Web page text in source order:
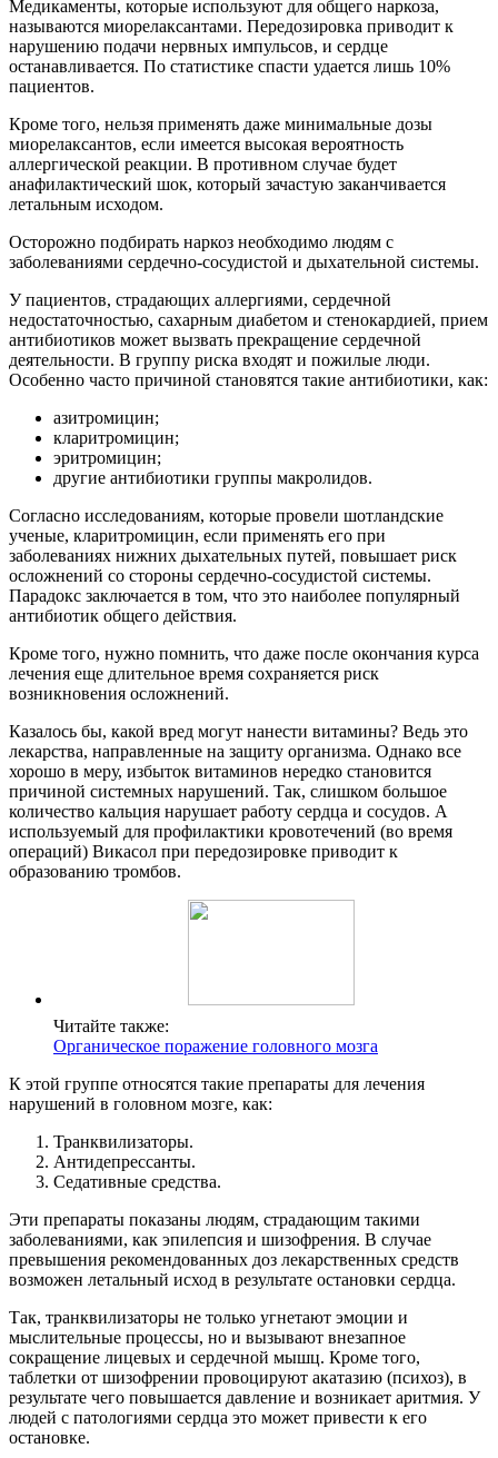
Медикаменты, которые используют для общего наркоза,
называются миорелаксантами. Передозировка приводит к
нарушению подачи нервных импульсов, и сердце
останавливается. По статистике спасти удается лишь 10%
пациентов.
Кроме того, нельзя применять даже минимальные дозы
миорелаксантов, если имеется высокая вероятность
аллергической реакции. В противном случае будет
анафилактический шок, который зачастую заканчивается
летальным исходом.
Осторожно подбирать наркоз необходимо людям с
заболеваниями сердечно-сосудистой и дыхательной системы.
У пациентов, страдающих аллергиями, сердечной
недостаточностью, сахарным диабетом и стенокардией, прием
антибиотиков может вызвать прекращение сердечной
деятельности. В группу риска входят и пожилые люди.
Особенно часто причиной становятся такие антибиотики, как:
азитромицин;
кларитромицин;
эритромицин;
другие антибиотики группы макролидов.
Согласно исследованиям, которые провели шотландские
ученые, кларитромицин, если применять его при
заболеваниях нижних дыхательных путей, повышает риск
осложнений со стороны сердечно-сосудистой системы.
Парадокс заключается в том, что это наиболее популярный
антибиотик общего действия.
Кроме того, нужно помнить, что даже после окончания курса
лечения еще длительное время сохраняется риск
возникновения осложнений.
Казалось бы, какой вред могут нанести витамины? Ведь это
лекарства, направленные на защиту организма. Однако все
хорошо в меру, избыток витаминов нередко становится
причиной системных нарушений. Так, слишком большое
количество кальция нарушает работу сердца и сосудов. А
используемый для профилактики кровотечений (во время
операций) Викасол при передозировке приводит к
образованию тромбов.
Читайте также:
Органическое поражение головного мозга
К этой группе относятся такие препараты для лечения
нарушений в головном мозге, как:
Транквилизаторы.
Антидепрессанты.
Седативные средства.
Эти препараты показаны людям, страдающим такими
заболеваниями, как эпилепсия и шизофрения. В случае
превышения рекомендованных доз лекарственных средств
возможен летальный исход в результате остановки сердца.
Так, транквилизаторы не только угнетают эмоции и
мыслительные процессы, но и вызывают внезапное
сокращение лицевых и сердечной мышц. Кроме того,
таблетки от шизофрении провоцируют акатазию (психоз), в
результате чего повышается давление и возникает аритмия. У
людей с патологиями сердца это может привести к его
остановке.